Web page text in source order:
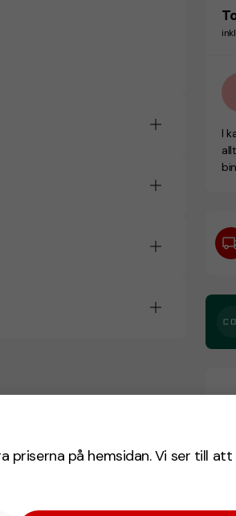
priserna på hemsidan. Vi ser till att
I